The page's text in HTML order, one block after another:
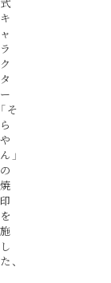
キ
ャ
ラ
ク
タ
ー
「そ
ら
や
ん」
の
焼
印
を
施
し
た、